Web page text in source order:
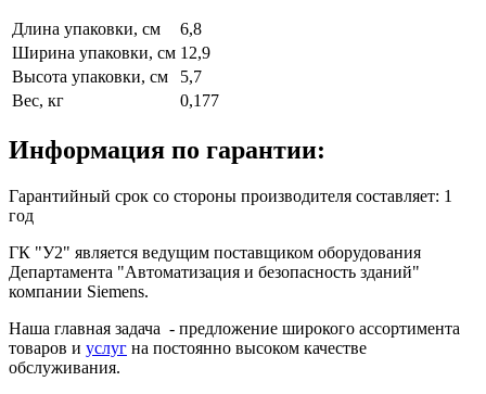
Длина упаковки, см
6,8
Ширина упаковки, см 12,9
Высота упаковки, см
5,7
Вес, кг
0,177
Информация по гарантии:
Гарантийный срок со стороны производителя составляет: 1
год
ГК "У2" является ведущим поставщиком оборудования
Департамента "Автоматизация и безопасность зданий"
компании Siemens.
Наша главная задача - предложение широкого ассортимента
товаров и услуг на постоянно высоком качестве
обслуживания.